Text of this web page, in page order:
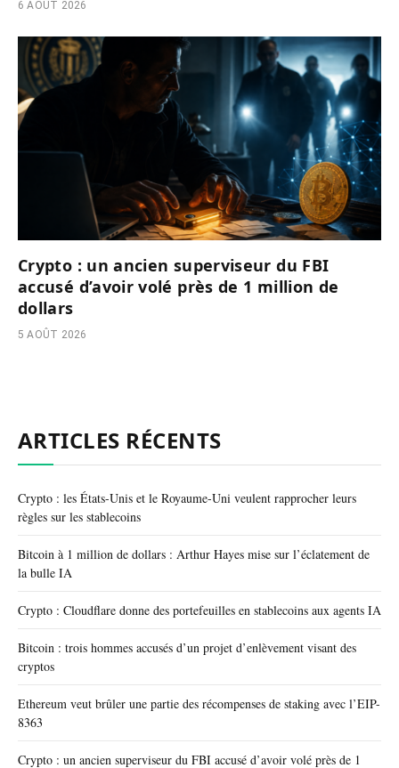
6 AOÛT 2026
Crypto : un ancien superviseur du FBI
accusé d’avoir volé près de 1 million de
dollars
5 AOÛT 2026
ARTICLES RÉCENTS
Crypto : les États-Unis et le Royaume-Uni veulent rapprocher leurs
règles sur les stablecoins
Bitcoin à 1 million de dollars : Arthur Hayes mise sur l’éclatement de
la bulle IA
Crypto : Cloudflare donne des portefeuilles en stablecoins aux agents IA
Bitcoin : trois hommes accusés d’un projet d’enlèvement visant des
cryptos
Ethereum veut brûler une partie des récompenses de staking avec l’EIP-
8363
Crypto : un ancien superviseur du FBI accusé d’avoir volé près de 1